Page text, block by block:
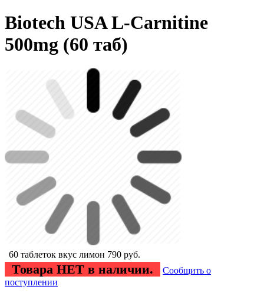
Biotech USA L-Carnitine
500mg (60 таб)
60 таблеток вкус лимон 790 руб.
Товара НЕТ в наличии.
Сообщить о
поступлении